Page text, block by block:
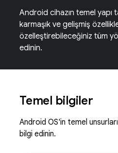
Android cihazın temel yapı
karmaşık ve gelişmiş
özelleştirebileceğiniz tüm
edinin.
Temel bilgiler
Android OS'in temel
bilgi edinin.